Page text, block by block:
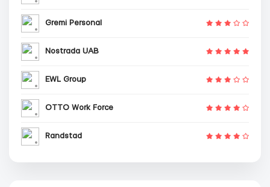
Gremi Personal
Nostrada UAB
EWL Group
OTTO Work Force
Randstad